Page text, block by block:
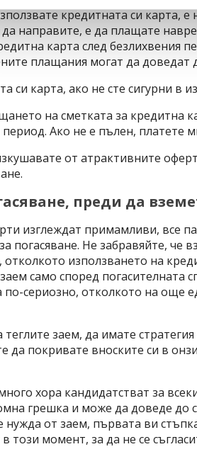
кредитната си карта,
направите, е да плащате
карта след безлихвения
плащания могат да доведат
си карта, ако не сте сигурни в
на сметката за кредитна
Ако не е пълен, платете
от атрактивните
преди да
изглеждат примамливи, все
погасяване. Не забравяйте, че
отколкото използването на
само според погасителната
по-сериозно, отколкото на още
заем, да имате
да покривате вноските си в
хора кандидатстват за
грешка и може да доведе до
нужда от заем, първата ви
този момент, за да не се